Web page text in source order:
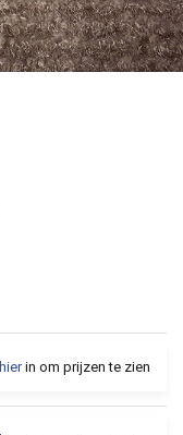
hierin om prijzen te zien